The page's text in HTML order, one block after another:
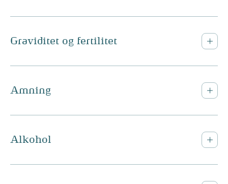
Graviditet og fertilitet
Amning
Alkohol